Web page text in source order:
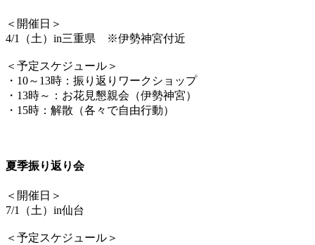
＜開催日＞
4/1（土）in三重県 ※伊勢神宮付近
＜予定スケジュール＞
・10～13時：振り返りワークショップ
・13時～：お花見懇親会（伊勢神宮）
・15時：解散（各々で自由行動）
夏季振り返り会
＜開催日＞
7/1（土）in仙台
＜予定スケジュール＞